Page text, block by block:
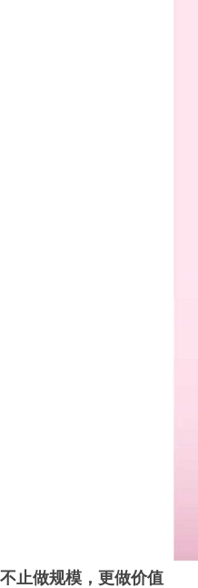
不止做规模，更做价值